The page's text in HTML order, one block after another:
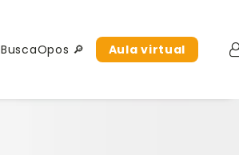
BuscaOpos 🔎 Aula virtual